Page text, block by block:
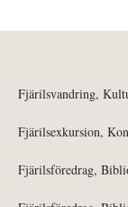
Fjärilsvandring,
Fjärilsexkursion,
Fjärilsföredrag,